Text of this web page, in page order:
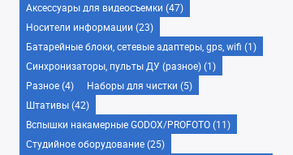
Аксессуары для видеосъемки (47)
Носители информации (23)
Батарейные блоки, сетевые адаптеры, gps, wifi (1)
Синхронизаторы, пульты ДУ (разное) (1)
Разное (4)
Наборы для чистки (5)
Штативы (42)
Вспышки накамерные GODOX/PROFOTO (11)
Студийное оборудование (25)